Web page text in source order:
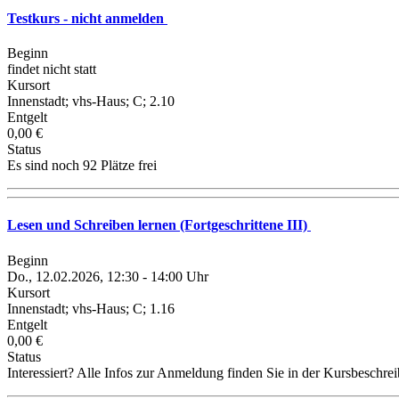
Testkurs - nicht anmelden
Beginn
findet nicht statt
Kursort
Innenstadt; vhs-Haus; C; 2.10
Entgelt
0,00 €
Status
Es sind noch 92 Plätze frei
Lesen und Schreiben lernen (Fortgeschrittene III)
Beginn
Do., 12.02.2026, 12:30 - 14:00 Uhr
Kursort
Innenstadt; vhs-Haus; C; 1.16
Entgelt
0,00 €
Status
Interessiert? Alle Infos zur Anmeldung finden Sie in der